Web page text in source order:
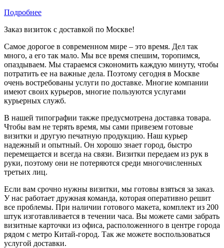
Подробнее
Заказ визиток с доставкой по Москве!
Самое дорогое в современном мире – это время. Дел так
много, а его так мало. Мы все время спешим, торопимся,
опаздываем. Мы стараемся сэкономить каждую минуту, чтобы
потратить ее на важные дела. Поэтому сегодня в Москве
очень востребованы услуги по доставке. Многие компании
имеют своих курьеров, многие пользуются услугами
курьерных служб.
В нашей типографии также предусмотрена доставка товара.
Чтобы вам не терять время, мы сами привезем готовые
визитки и другую печатную продукцию. Наш курьер
надежный и опытный. Он хорошо знает город, быстро
перемещается и всегда на связи. Визитки передаем из рук в
руки, поэтому они не потеряются среди многочисленных
третьих лиц.
Если вам срочно нужны визитки, мы готовы взяться за заказ.
У нас работает дружная команда, которая оперативно решит
все проблемы. При наличии готового макета, комплект из 200
штук изготавливается в течении часа. Вы можете сами забрать
визитные карточки из офиса, расположенного в центре города
рядом с метро Китай-город. Так же можете воспользоваться
услугой доставки.